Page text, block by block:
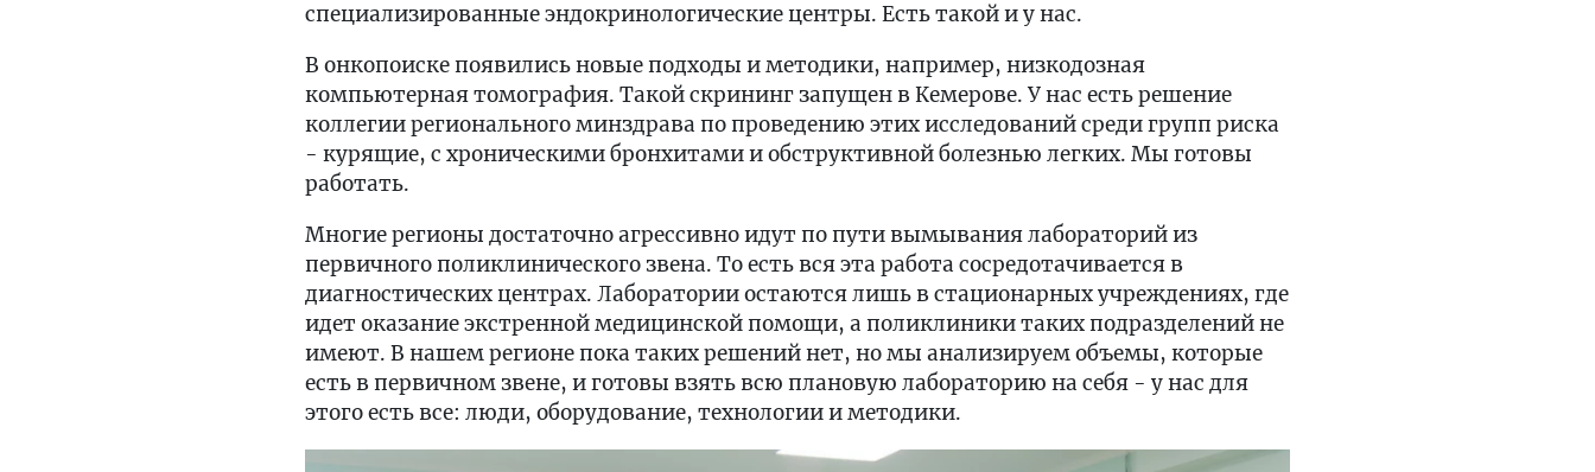
специализированные эндокринологические центры. Есть такой и у нас.
В онкопоиске появились новые подходы и методики, например, низкодозная
компьютерная томография. Такой скрининг запущен в Кемерове. У нас есть решение
коллегии регионального минздрава по проведению этих исследований среди групп риска
- курящие, с хроническими бронхитами и обструктивной болезнью легких. Мы готовы
работать.
Многие регионы достаточно агрессивно идут по пути вымывания лабораторий из
первичного поликлинического звена. То есть вся эта работа сосредотачивается в
диагностических центрах. Лаборатории остаются лишь в стационарных учреждениях, где
идет оказание экстренной медицинской помощи, а поликлиники таких подразделений не
имеют. В нашем регионе пока таких решений нет, но мы анализируем объемы, которые
есть в первичном звене, и готовы взять всю плановую лабораторию на себя - у нас для
этого есть все: люди, оборудование, технологии и методики.